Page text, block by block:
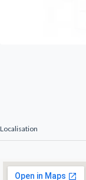
Localisation